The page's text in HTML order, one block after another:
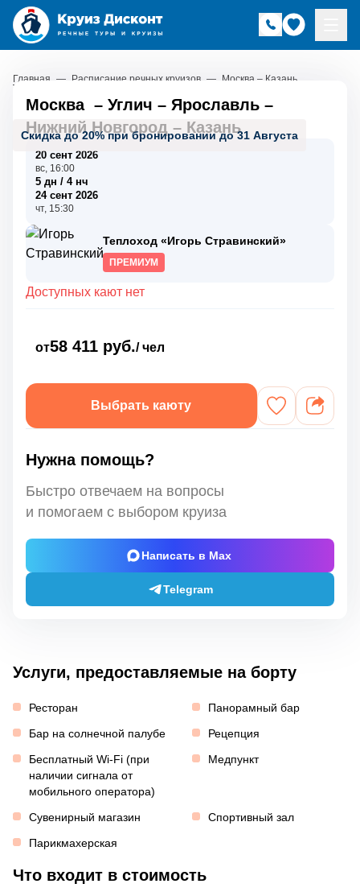
Главная — Расписание речных круизов — Москва – Казань
Скидка до 20% при бронировании до 31 Августа
Москва – Углич – Ярославль –
Нижний Новгород – Казань
20 сент 2026
вс, 16:00
5 дн / 4 нч
24 сент 2026
чт, 15:30
Теплоход «Игорь Стравинский»
ПРЕМИУМ
Доступных кают нет
от58 411 руб./ чел
Выбрать каюту
Нужна помощь?
Быстро отвечаем на вопросы
и помогаем с выбором круиза
Написать в Max
Telegram
Услуги, предоставляемые на борту
Ресторан
Панорамный бар
Бар на солнечной палубе
Рецепция
Бесплатный Wi-Fi (при
наличии сигнала от
мобильного оператора)
Медпункт
Сувенирный магазин
Спортивный зал
Парикмахерская
Что входит в стоимость